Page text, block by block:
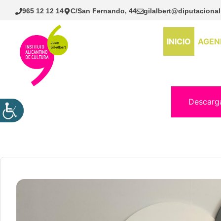
Saltar
965 12 12 14 C/San Fernando, 44
INICIO